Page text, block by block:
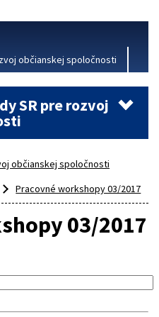
občianskej spoločnosti
SR pre rozvoj
občianskej spoločnosti
Pracovné workshopy 03/2017
03/2017